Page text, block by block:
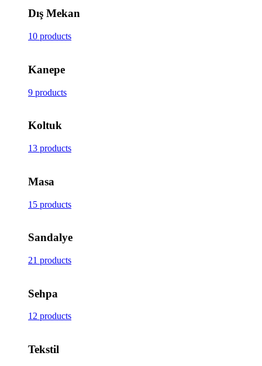
Dış Mekan
10 products
Kanepe
9 products
Koltuk
13 products
Masa
15 products
Sandalye
21 products
Sehpa
12 products
Tekstil